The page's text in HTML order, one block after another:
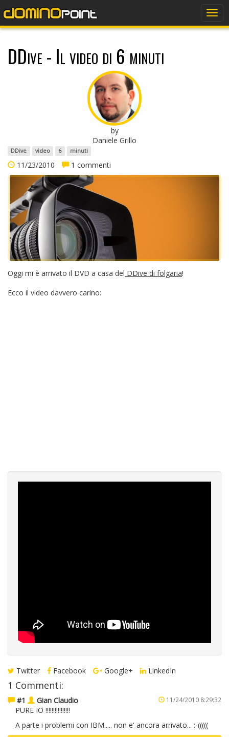
DDive - Il video di 6 minuti
by
Daniele Grillo
DDive video 6 minuti
11/23/2010 1 commenti
Oggi mi è arrivato il DVD a casa del DDive di folgaria!
Ecco il video davvero carino:
Twitter Facebook Google+ LinkedIn
1 Commenti:
#1 Gian Claudio 11/24/2010 8:29:32
PURE IO !!!!!!!!!!!!!!!!
A parte i problemi con IBM..... non e' ancora arrivato... :-(((((